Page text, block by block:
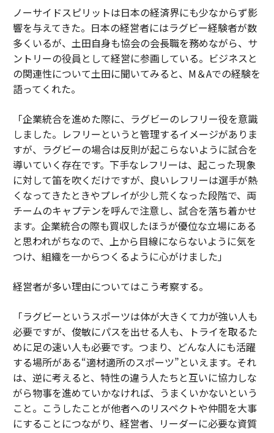
ノーサイドスピリットは日本の経済界にも少なからず影
響を与えてきた。日本の経営者にはラグビー経験者が数
多くいるが、土田自身も協会の会長職を務めながら、サ
ントリーの役員として経営に参画している。ビジネスと
の関連性について土田に聞いてみると、M＆Aでの経験を
語ってくれた。
「企業統合を進めた際に、ラグビーのレフリー役を意識
しました。レフリーというと管理するイメージがありま
すが、ラグビーの場合は反則が起こらないように試合を
導いていく存在です。下手なレフリーは、起こった現象
に対して笛を吹くだけですが、良いレフリーは選手が熱
くなってきたときやプレイが少し荒くなった段階で、両
チームのキャプテンを呼んで注意し、試合を落ち着かせ
ます。企業統合の際も買収したほうが優位な立場にある
と思われがちなので、上から目線にならないように気を
つけ、組織を一からつくるように心がけました」
経営者が多い理由についてはこう考察する。
「ラグビーというスポーツは体が大きくて力が強い人も
必要ですが、俊敏にパスを出せる人も、トライを取るた
めに足の速い人も必要です。つまり、どんな人にも活躍
する場所がある“適材適所のスポーツ”といえます。それ
は、逆に考えると、特性の違う人たちと互いに協力しな
がら物事を進めていかなければ、うまくいかないという
こと。こうしたことが他者へのリスペクトや仲間を大事
にすることにつながり、経営者、リーダーに必要な資質